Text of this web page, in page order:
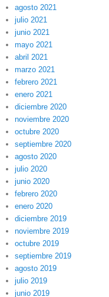
agosto 2021
julio 2021
junio 2021
mayo 2021
abril 2021
marzo 2021
febrero 2021
enero 2021
diciembre 2020
noviembre 2020
octubre 2020
septiembre 2020
agosto 2020
julio 2020
junio 2020
febrero 2020
enero 2020
diciembre 2019
noviembre 2019
octubre 2019
septiembre 2019
agosto 2019
julio 2019
junio 2019